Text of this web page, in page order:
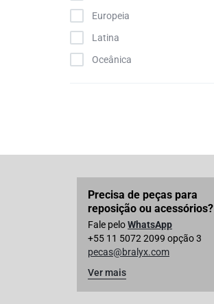
Europeia
Latina
Oceânica
Precisa de peças para
reposição ou acessórios?
Fale peloWhatsApp
+55 11 5072 2099 opção 3
pecas@bralyx.com
Ver mais